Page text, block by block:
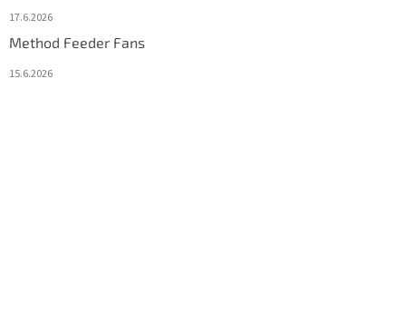
17.6.2026
Method Feeder Fans
15.6.2026